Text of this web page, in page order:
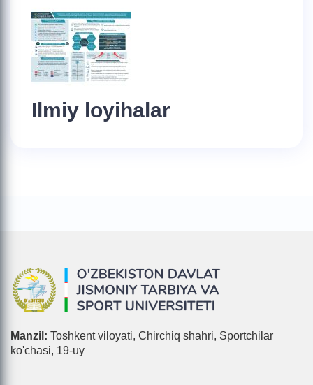
Ilmiy loyihalar
Manzil: Toshkent viloyati, Chirchiq shahri, Sportchilar
ko'chasi, 19-uy